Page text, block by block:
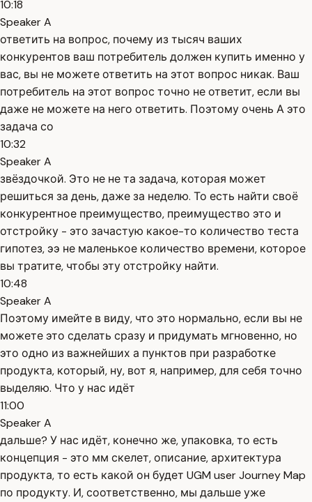
10:18
Speaker A
ответить на вопрос, почему из тысяч ваших
конкурентов ваш потребитель должен купить именно у
вас, вы не можете ответить на этот вопрос никак. Ваш
потребитель на этот вопрос точно не ответит, если вы
даже не можете на него ответить. Поэтому очень А это
задача со
10:32
Speaker A
звёздочкой. Это не не та задача, которая может
решиться за день, даже за неделю. То есть найти своё
конкурентное преимущество, преимущество это и
отстройку - это зачастую какое-то количество теста
гипотез, ээ не маленькое количество времени, которое
вы тратите, чтобы эту отстройку найти.
10:48
Speaker A
Поэтому имейте в виду, что это нормально, если вы не
можете это сделать сразу и придумать мгновенно, но
это одно из важнейших а пунктов при разработке
продукта, который, ну, вот я, например, для себя точно
выделяю. Что у нас идёт
11:00
Speaker A
дальше? У нас идёт, конечно же, упаковка, то есть
концепция - это мм скелет, описание, архитектура
продукта, то есть какой он будет UGM user Journey Map
по продукту. И, соответственно, мы дальше уже